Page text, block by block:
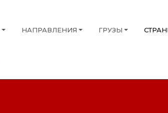
НАПРАВЛЕНИЯ ГРУЗЫ